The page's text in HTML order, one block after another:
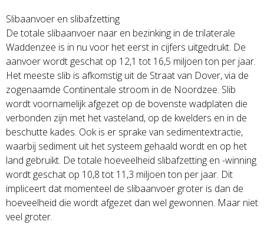
Slibaanvoer en slibafzetting
De totale slibaanvoer naar en bezinking in de trilaterale
Waddenzee is in nu voor het eerst in cijfers uitgedrukt. De
aanvoer wordt geschat op 12,1 tot 16,5 miljoen ton per jaar.
Het meeste slib is afkomstig uit de Straat van Dover, via de
zogenaamde Continentale stroom in de Noordzee. Slib
wordt voornamelijk afgezet op de bovenste wadplaten die
verbonden zijn met het vasteland, op de kwelders en in de
beschutte kades. Ook is er sprake van sedimentextractie,
waarbij sediment uit het systeem gehaald wordt en op het
land gebruikt. De totale hoeveelheid slibafzetting en -winning
wordt geschat op 10,8 tot 11,3 miljoen ton per jaar. Dit
impliceert dat momenteel de slibaanvoer groter is dan de
hoeveelheid die wordt afgezet dan wel gewonnen. Maar niet
veel groter.